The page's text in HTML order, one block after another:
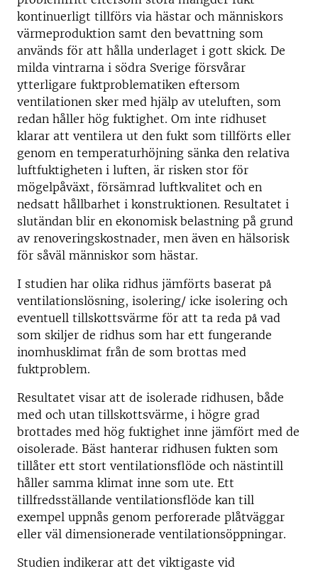
kontinuerligt tillförs via hästar och människors
värmeproduktion samt den bevattning som
används för att hålla underlaget i gott skick. De
milda vintrarna i södra Sverige försvårar
ytterligare fuktproblematiken eftersom
ventilationen sker med hjälp av uteluften, som
redan håller hög fuktighet. Om inte ridhuset
klarar att ventilera ut den fukt som tillförts eller
genom en temperaturhöjning sänka den relativa
luftfuktigheten i luften, är risken stor för
mögelpåväxt, försämrad luftkvalitet och en
nedsatt hållbarhet i konstruktionen. Resultatet i
slutändan blir en ekonomisk belastning på grund
av renoveringskostnader, men även en hälsorisk
för såväl människor som hästar.
I studien har olika ridhus jämförts baserat på̊
ventilationslösning, isolering/ icke isolering och
eventuell tillskottsvärme för att ta reda på̊ vad
som skiljer de ridhus som har ett fungerande
inomhusklimat från de som brottas med
fuktproblem.
Resultatet visar att de isolerade ridhusen, både
med och utan tillskottsvärme, i högre grad
brottades med hög fuktighet inne jämfört med de
oisolerade. Bäst hanterar ridhusen fukten som
tillåter ett stort ventilationsflöde och nästintill
håller samma klimat inne som ute. Ett
tillfredsställande ventilationsflöde kan till
exempel uppnås genom perforerade plåtväggar
eller väl dimensionerade ventilationsöppningar.
Studien indikerar att det viktigaste vid